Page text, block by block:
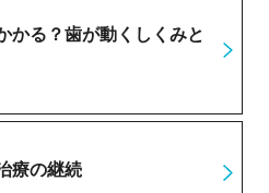
かる？歯が動くしくみと
療の継続